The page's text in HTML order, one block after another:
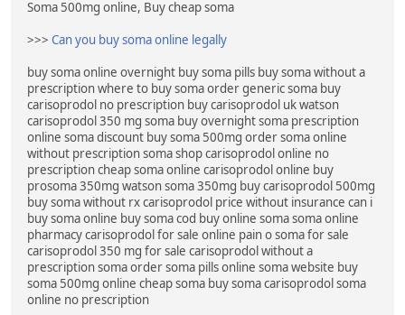
Soma 500mg online, Buy cheap soma
>>> Can you buy soma online legally
buy soma online overnight buy soma pills buy soma without a
prescription where to buy soma order generic soma buy
carisoprodol no prescription buy carisoprodol uk watson
carisoprodol 350 mg soma buy overnight soma prescription
online soma discount buy soma 500mg order soma online
without prescription soma shop carisoprodol online no
prescription cheap soma online carisoprodol online buy
prosoma 350mg watson soma 350mg buy carisoprodol 500mg
buy soma without rx carisoprodol price without insurance can i
buy soma online buy soma cod buy online soma soma online
pharmacy carisoprodol for sale online pain o soma for sale
carisoprodol 350 mg for sale carisoprodol without a
prescription soma order soma pills online soma website buy
soma 500mg online cheap soma buy soma carisoprodol soma
online no prescription